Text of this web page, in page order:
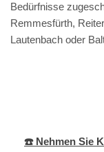
Bedürfnisse
Remmesfürth,
Lautenbach oder
☎️ Nehmen Sie